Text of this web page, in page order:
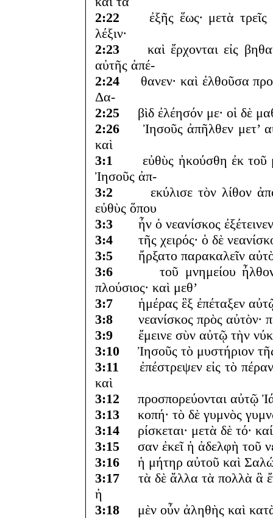
2:22 ἐξῆς ἕως· μετὰ τρεῖς
λέξιν·
2:23 καὶ ἔρχονται εἰς
αὐτῆς ἀπέ-
2:24 θανεν· καὶ ἐλθοῦσα
Δα-
2:25 βὶδ ἐλέησόν με· οἱ δὲ
2:26 Ἰησοῦς ἀπῆλθεν μετ’
καὶ
3:1
εὐθὺς ἠκούσθη ἐκ τοῦ
Ἰησοῦς ἀπ-
3:2 εκύλισε τὸν λίθον ἀπὸ
εὐθὺς ὅπου
3:3 ἦν ὁ νεανίσκος ἐξέτεινεν
3:4 τῆς χειρός· ὁ δὲ
3:5 ἤρξατο παρακαλεῖν αὐτὸν
3:6 τοῦ μνημείου ἦλθον
πλούσιος· καὶ μεθ’
3:7 ἡμέρας ἓξ ἐπέταξεν αὐτῷ
3:8 νεανίσκος πρὸς αὐτὸν·
3:9 ἔμεινε σὺν αὐτῷ τὴν
3:10 Ἰησοῦς τὸ μυστήριον τῆς
3:11
ἐπέστρεψεν εἰς τὸ πέραν
καὶ
3:12 προσπορεύονται αὐτῷ
3:13 κοπή· τὸ δὲ γυμνὸς
3:14 ρίσκεται· μετὰ δὲ τό·
3:15 σαν ἐκεῖ ἡ ἀδελφὴ τοῦ
3:16 ἡ μήτηρ αὐτοῦ καὶ
3:17 τὰ δὲ ἄλλα τὰ πολλὰ ἃ
ἡ
3:18 μὲν οὖν ἀληθὴς καὶ